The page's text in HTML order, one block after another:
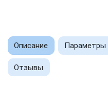
Описание Параметры
Отзывы